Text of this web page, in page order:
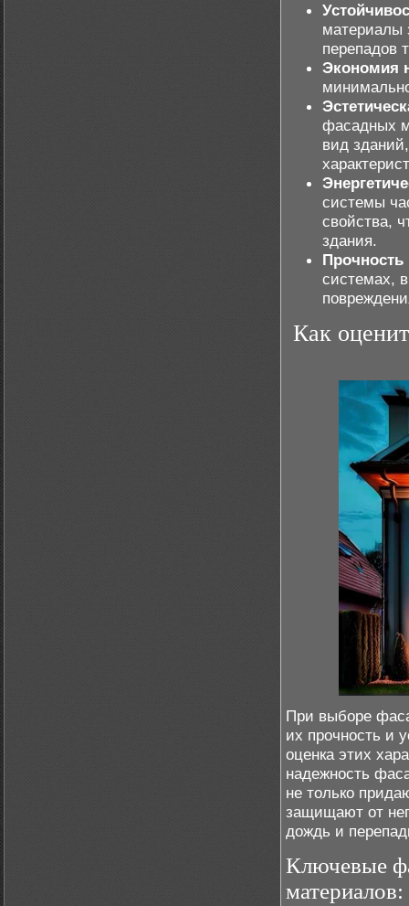
материалы
перепадов
Экономия
фасадных
вид
системы
свойства,
здания.
Прочность
системах,
Как
При выборе
их прочность и
оценка этих
надежность
не только
защищают от
дождь и
Ключевые
материалов: